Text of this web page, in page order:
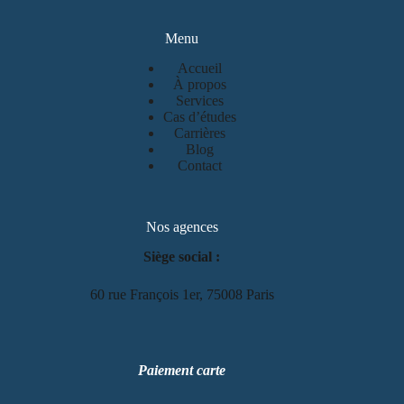
Menu
Accueil
À propos
Services
Cas d’études
Carrières
Blog
Contact
Nos agences
Siège social :
60 rue François 1er, 75008 Paris
Paiement carte